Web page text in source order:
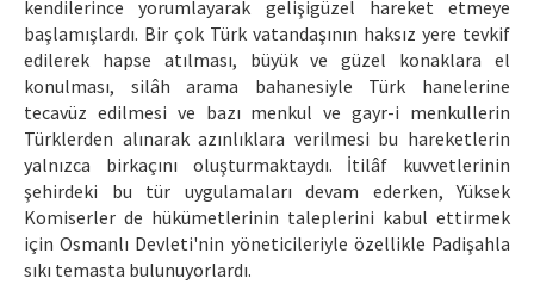
kendilerince yorumlayarak gelişigüzel hareket etmeye
başlamışlardı. Bir çok Türk vatandaşının haksız yere tevkif
edilerek hapse atılması, büyük ve güzel konaklara el
konulması, silâh arama bahanesiyle Türk hanelerine
tecavüz edilmesi ve bazı menkul ve gayr-i menkullerin
Türklerden alınarak azınlıklara verilmesi bu hareketlerin
yalnızca birkaçını oluşturmaktaydı. İtilâf kuvvetlerinin
şehirdeki bu tür uygulamaları devam ederken, Yüksek
Komiserler de hükümetlerinin taleplerini kabul ettirmek
için Osmanlı Devleti'nin yöneticileriyle özellikle Padişahla
sıkı temasta bulunuyorlardı.